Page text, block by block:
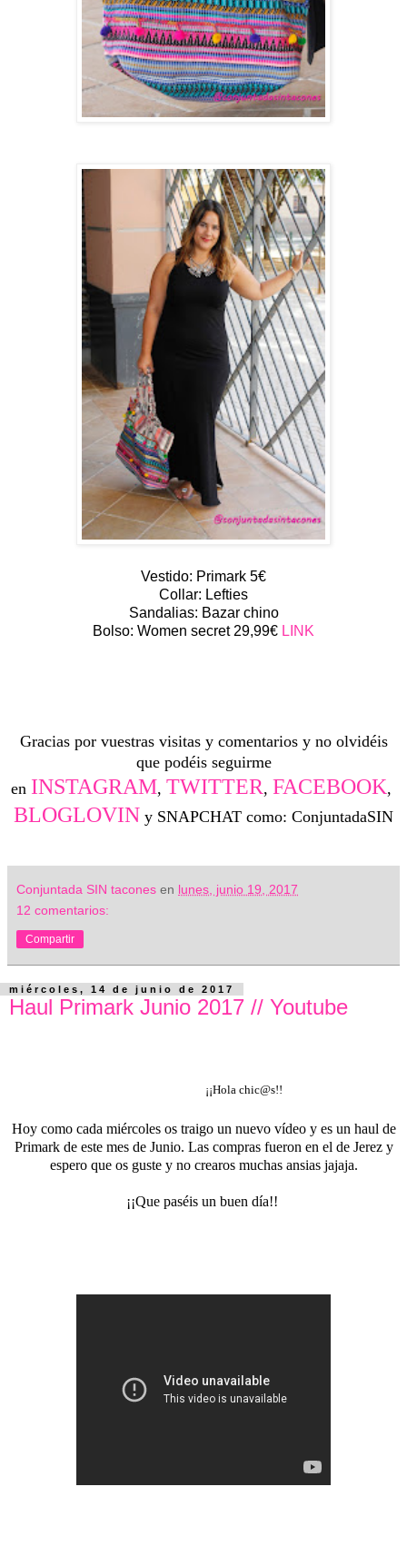
Vestido: Primark 5€
Collar: Lefties
Sandalias: Bazar chino
Bolso: Women secret 29,99€ LINK
Gracias por vuestras visitas y comentarios y no olvidéis
que podéis seguirme
en INSTAGRAM, TWITTER, FACEBOOK,
BLOGLOVIN y SNAPCHAT como: ConjuntadaSIN
Conjuntada SIN tacones en lunes, junio 19, 2017
12 comentarios:
Compartir
miércoles, 14 de junio de 2017
Haul Primark Junio 2017 // Youtube
¡¡Hola chic@s!!
Hoy como cada miércoles os traigo un nuevo vídeo y es un haul de
Primark de este mes de Junio. Las compras fueron en el de Jerez y
espero que os guste y no crearos muchas ansias jajaja.
¡¡Que paséis un buen día!!